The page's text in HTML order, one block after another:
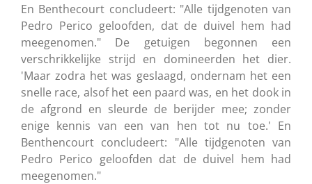
En Benthecourt concludeert: "Alle tijdgenoten van
Pedro Perico geloofden, dat de duivel hem had
meegenomen." De getuigen begonnen een
verschrikkelijke strijd en domineerden het dier.
'Maar zodra het was geslaagd, ondernam het een
snelle race, alsof het een paard was, en het dook in
de afgrond en sleurde de berijder mee; zonder
enige kennis van een van hen tot nu toe.' En
Benthencourt concludeert: "Alle tijdgenoten van
Pedro Perico geloofden dat de duivel hem had
meegenomen."